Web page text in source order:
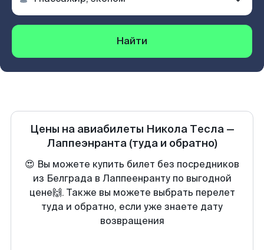
Найти
Цены на авиабилеты Никола Тесла—
Лаппеэнранта (туда и обратно)
😍 Вы можете купить билет без посредников
из Белграда в Лаппеенранту по выгодной
цене🙌. Также вы можете выбрать перелет
туда и обратно, если уже знаете дату
возвращения